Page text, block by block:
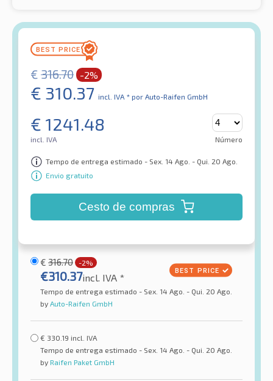
€ 316.70 -2%
€ 310.37 incl. IVA * por Auto-Raifen GmbH
€ 1241.48
incl. IVA Número
Tempo de entrega estimado - Sex. 14 Ago. - Qui. 20 Ago.
Envio gratuito
Cesto de compras
€ 316.70 -2%
€310.37incl. IVA *
Tempo de entrega estimado - Sex. 14 Ago. - Qui. 20 Ago.
by Auto-Raifen GmbH
€ 330.19 incl. IVA
Tempo de entrega estimado - Sex. 14 Ago. - Qui. 20 Ago.
by Raifen Paket GmbH